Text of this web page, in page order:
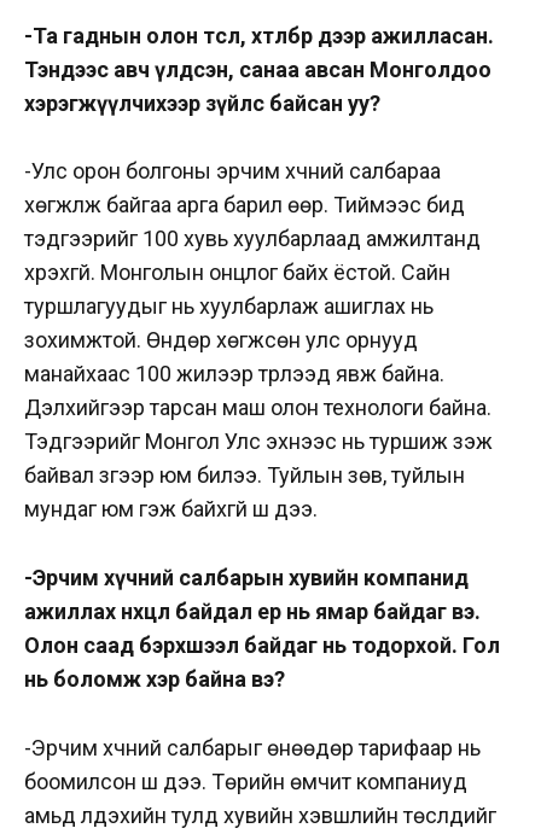
-Та гаднын олон төсөл, хөтөлбөр дээр ажилласан.
Тэндээс авч үлдсэн, санаа авсан Монголдоо
хэрэгжүүлчихээр зүйлс байсан уу?
-Улс орон болгоны эрчим хүчний салбараа
хөгжүүлж байгаа арга барил өөр. Тиймээс бид
тэдгээрийг 100 хувь хуулбарлаад амжилтанд
хүрэхгүй. Монголын онцлог байх ёстой. Сайн
туршлагуудыг нь хуулбарлаж ашиглах нь
зохимжтой. Өндөр хөгжсөн улс орнууд
манайхаас 100 жилээр түрүүлээд явж байна.
Дэлхийгээр тарсан маш олон технологи байна.
Тэдгээрийг Монгол Улс эхнээс нь туршиж үзэж
байвал зүгээр юм билээ. Туйлын зөв, туйлын
мундаг юм гэж байхгүй шүү дээ.
-Эрчим хүчний салбарын хувийн компанид
ажиллах нөхцөл байдал ер нь ямар байдаг вэ.
Олон саад бэрхшээл байдаг нь тодорхой. Гол
нь боломж хэр байна вэ?
-Эрчим хүчний салбарыг өнөөдөр тарифаар нь
боомилсон шүү дээ. Төрийн өмчит компаниуд
амьд үлдэхийн тулд хувийн хэвшлийн төслүүдийг